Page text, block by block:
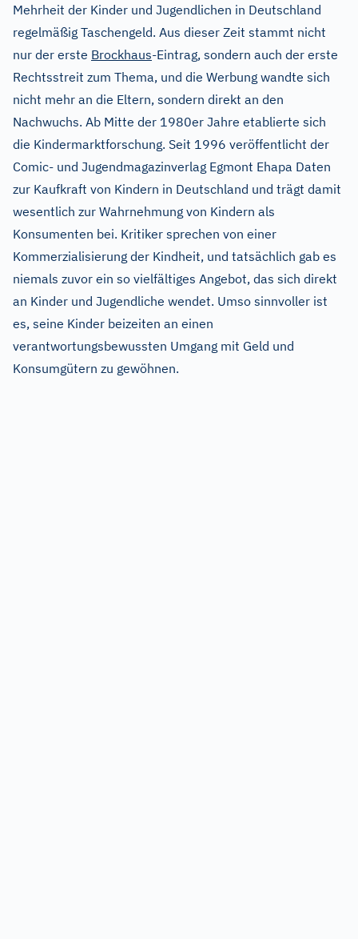
Mehrheit der Kinder und Jugendlichen in Deutschland
regelmäßig Taschengeld. Aus dieser Zeit stammt nicht
nur der erste Brockhaus-Eintrag, sondern auch der erste
Rechtsstreit zum Thema, und die Werbung wandte sich
nicht mehr an die Eltern, sondern direkt an den
Nachwuchs. Ab Mitte der 1980er Jahre etablierte sich
die Kindermarktforschung. Seit 1996 veröffentlicht der
Comic- und Jugendmagazinverlag Egmont Ehapa Daten
zur Kaufkraft von Kindern in Deutschland und trägt damit
wesentlich zur Wahrnehmung von Kindern als
Konsumenten bei. Kritiker sprechen von einer
Kommerzialisierung der Kindheit, und tatsächlich gab es
niemals zuvor ein so vielfältiges Angebot, das sich direkt
an Kinder und Jugendliche wendet. Umso sinnvoller ist
es, seine Kinder beizeiten an einen
verantwortungsbewussten Umgang mit Geld und
Konsumgütern zu gewöhnen.